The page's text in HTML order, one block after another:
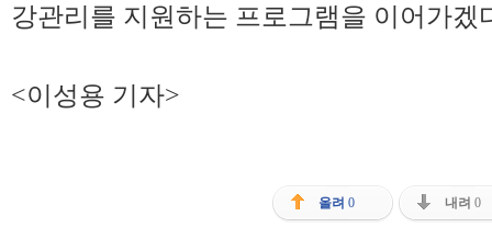
강관리를 지원하는 프로그램을 이어가겠
<이성용 기자>
올려 0 내려 0